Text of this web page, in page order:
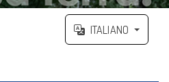
ITALIANO